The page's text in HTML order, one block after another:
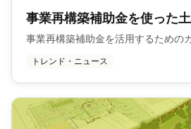
事業再構築補助金を使った
事業再構築補助金を活用するためのガ
トレンド・ニュース